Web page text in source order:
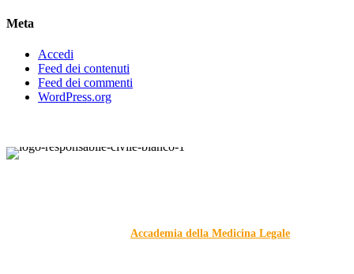
Meta
Accedi
Feed dei contenuti
Feed dei commenti
WordPress.org
Accademia della Medicina Legale